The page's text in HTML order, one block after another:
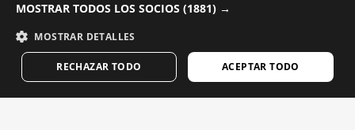
GERMAN
MOSTRAR TODOS LOS SOCIOS (1881) →
MOSTRAR DETALLES
ACEPTAR TODO
RECHAZAR TODO